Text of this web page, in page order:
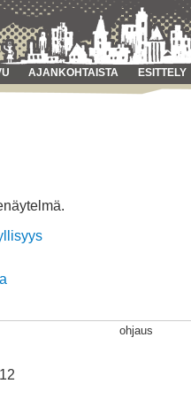
AJANKOHTAISTA ESITTELY
ohjaus